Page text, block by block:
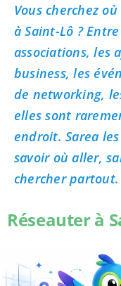
Vous cherchez
à Saint-Lô ?
associations, les
business, les
de networking,
elles sont
endroit. Sarea
savoir où aller,
chercher partout.
Réseauter à